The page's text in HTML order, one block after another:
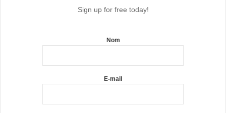
Sign up for free today!
Nom
E-mail